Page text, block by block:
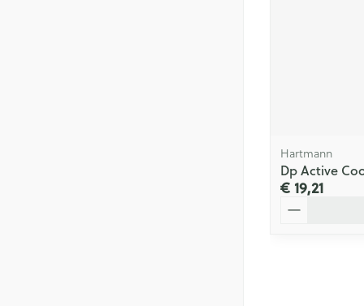
Hartmann
Dp Active
€ 19,21